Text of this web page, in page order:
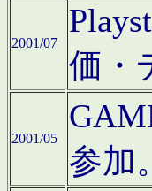
2001/07
価・
2001/05
参加